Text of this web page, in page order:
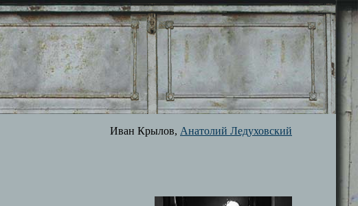
Иван Крылов, Анатолий Ледуховский